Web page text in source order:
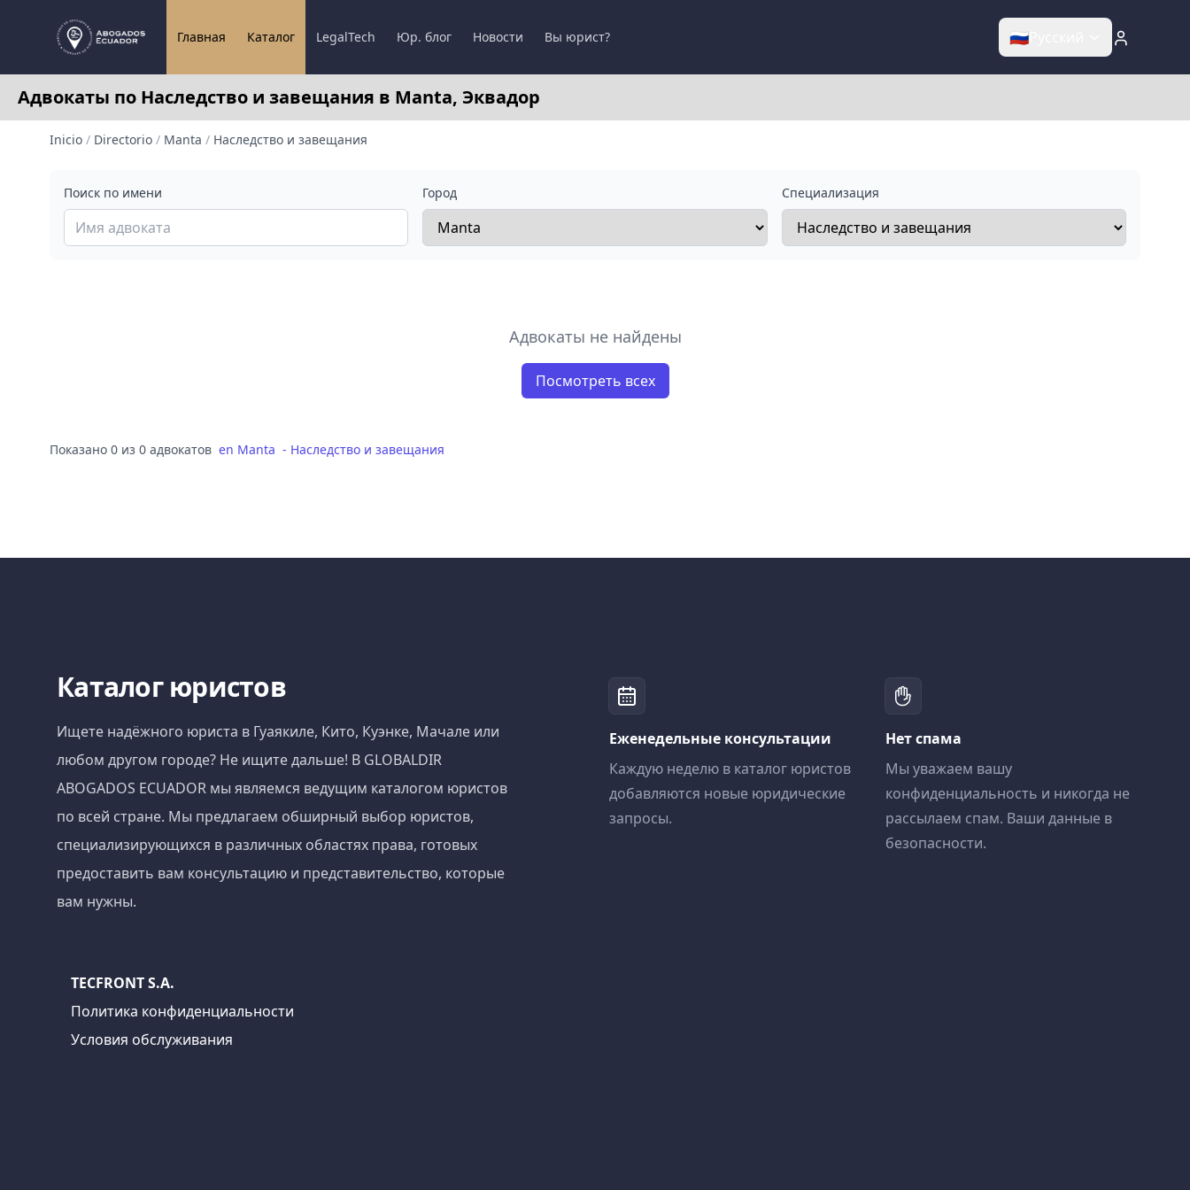
Главная Каталог LegalTech Юр. блог Новости Вы юрист? 🇷🇺
Адвокаты по Наследство и завещания в Manta, Эквадор
Inicio / Directorio / Manta / Наследство и завещания
Поиск по имени Город Специализация
Адвокаты не найдены
Посмотреть всех
Показано 0 из 0 адвокатов en Manta - Наследство и завещания
Каталог юристов
Ищете надёжного юриста в Гуаякиле, Кито, Куэнке, Мачале или
любом другом городе? Не ищите дальше! В GLOBALDIR
ABOGADOS ECUADOR мы являемся ведущим каталогом юристов
по всей стране. Мы предлагаем обширный выбор юристов,
специализирующихся в различных областях права, готовых
предоставить вам консультацию и представительство, которые
вам нужны.
Еженедельные консультации
Каждую неделю в каталог юристов
добавляются новые юридические
запросы.
Нет спама
Мы уважаем вашу
конфиденциальность и никогда не
рассылаем спам. Ваши данные в
безопасности.
TECFRONT S.A.
Политика конфиденциальности
Условия обслуживания